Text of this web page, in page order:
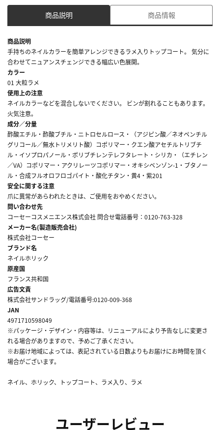
商品説明 商品情報
商品説明
手持ちのネイルカラーを簡単アレンジできるラメ入りトップコート。 気分に
合わせてニュアンスチェンジできる幅広い色展開。
カラー
01 大粒ラメ
使用上の注意
ネイルカラーなどを混合しないでください。 ビンが割れることもあります。
火気注意。
成分／分量
酢酸エチル・酢酸ブチル・ニトロセルロース・（アジピン酸／ネオペンチル
グリコール／無水トリメリト酸）コポリマー・クエン酸アセチルトリブチ
ル・イソプロパノール・ポリブチレンテレフタレート・シリカ・（エチレン
／VA）コポリマー・アクリレーツコポリマー・オキシベンゾン-1・ブタノー
ル・合成フルオロフロゴパイト・酸化チタン・黄4・紫201
安全に関する注意
爪に異常があらわれたときは、ご使用をおやめください。
問い合わせ先
コーセーコスメニエンス株式会社 問合せ電話番号：0120-763-328
メーカー名(製造販売会社)
株式会社コーセー
ブランド名
ネイルホリック
原産国
フランス共和国
広告文責
株式会社サンドラッグ/電話番号:0120-009-368
JAN
4971710598049
※パッケージ・デザイン・内容等は、リニューアルにより予告なしに変更さ
れる場合がありますので、予めご了承ください。
※お届け地域によっては、表記されている日数よりもお届けにお時間を頂く
場合がございます。
ネイル、ホリック、トップコート、ラメ入り、ラメ
ユーザーレビュー